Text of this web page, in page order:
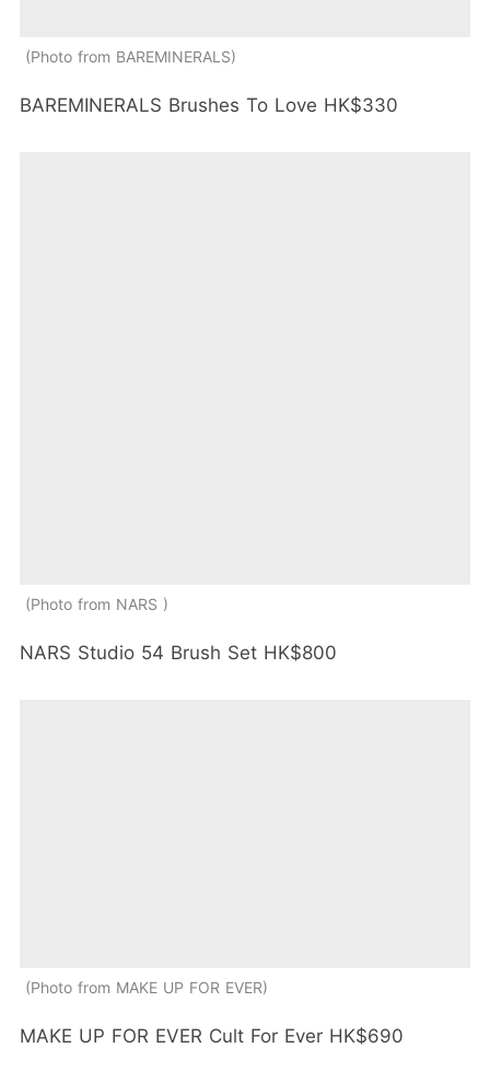
Photo from BAREMINERALS
BAREMINERALS Brushes To Love HK$330
Photo from NARS
NARS Studio 54 Brush Set HK$800
Photo from MAKE UP FOR EVER
MAKE UP FOR EVER Cult For Ever HK$690